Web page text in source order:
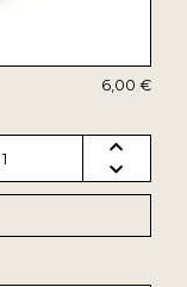
6,00 €
1